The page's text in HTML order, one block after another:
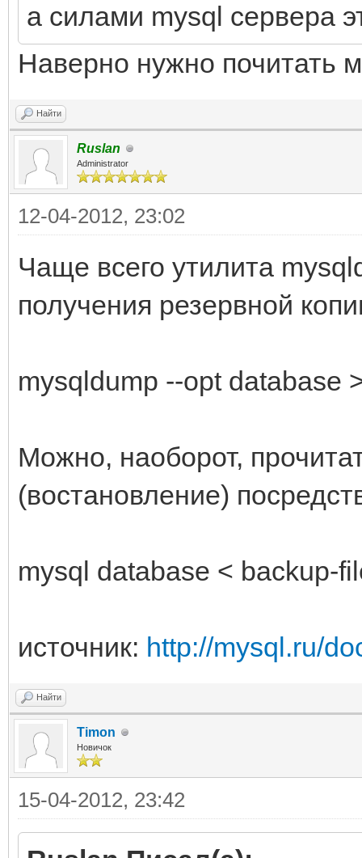
а силами mysql сервера
Наверно нужно почитать
Найти
Ruslan
Administrator
12-04-2012, 23:02
Чаще всего утилита
получения резервной
mysqldump --opt database
Можно, наоборот,
(востановление)
mysql database < backup-
источник: http://mysql.ru/
Найти
Timon
Новичок
15-04-2012, 23:42